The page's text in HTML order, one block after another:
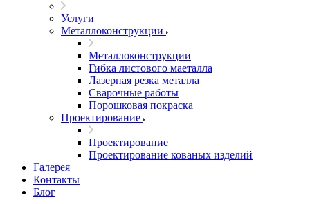
Услуги
Металлоконструкции
Металлоконструкции
Гибка листового маеталла
Лазерная резка металла
Сварочные работы
Порошковая покраска
Проектирование
Проектирование
Проектирование кованых изделий
Галерея
Контакты
Блог